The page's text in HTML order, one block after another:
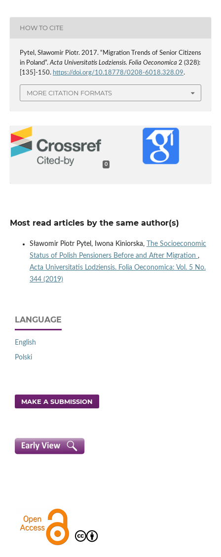
HOW TO CITE
Pytel, Sławomir Piotr. 2017. “Migration Trends of Senior Citizens
in Poland”.Acta Universitatis Lodziensis. Folia Oeconomica 2 (328):
[135]-150. https://doi.org/10.18778/0208-6018.328.09.
MORE CITATION FORMATS
0
Most read articles by the same author(s)
Sławomir Piotr Pytel, Iwona Kiniorska,
The Socioeconomic
Status of Polish Pensioners Before and After Migration ,
Acta Universitatis Lodziensis. Folia Oeconomica: Vol. 5 No.
344 (2019)
LANGUAGE
English
Polski
MAKE A SUBMISSION